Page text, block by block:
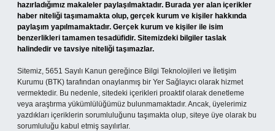
hazırladığımız makaleler paylaşılmaktadır. Burada yer alan içerikler
haber niteliği taşımamakta olup, gerçek kurum ve kişiler hakkında
paylaşım yapılmamaktadır. Gerçek kurum ve kişiler ile isim
benzerlikleri tamamen tesadüfidir. Sitemizdeki bilgiler taslak
halindedir ve tavsiye niteliği taşımazlar.
Sitemiz, 5651 Sayılı Kanun gereğince Bilgi Teknolojileri ve İletişim
Kurumu (BTK) tarafından onaylanmış bir Yer Sağlayıcı olarak hizmet
vermektedir. Bu nedenle, sitedeki içerikleri proaktif olarak denetleme
veya araştırma yükümlülüğümüz bulunmamaktadır. Ancak, üyelerimiz
yazdıkları içeriklerin sorumluluğunu taşımakta olup, siteye üye olarak bu
sorumluluğu kabul etmiş sayılırlar.